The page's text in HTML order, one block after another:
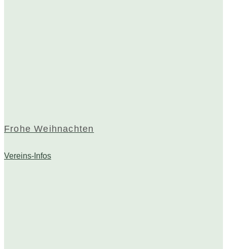
Frohe Weihnachten
Vereins-Infos